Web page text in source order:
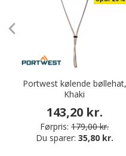
Portwest kølende bøllehat,
Khaki
143,20 kr.
Førpris: 179,00 kr.
Du sparer: 35,80 kr.